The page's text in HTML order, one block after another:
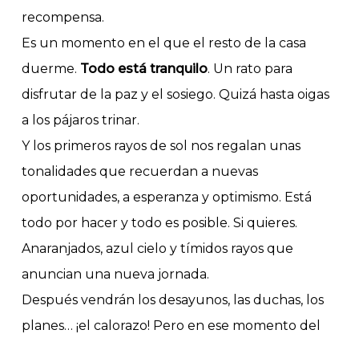
recompensa.
Es un momento en el que el resto de la casa
duerme. Todo está tranquilo. Un rato para
disfrutar de la paz y el sosiego. Quizá hasta oigas
a los pájaros trinar.
Y los primeros rayos de sol nos regalan unas
tonalidades que recuerdan a nuevas
oportunidades, a esperanza y optimismo. Está
todo por hacer y todo es posible. Si quieres.
Anaranjados, azul cielo y tímidos rayos que
anuncian una nueva jornada.
Después vendrán los desayunos, las duchas, los
planes… ¡el calorazo! Pero en ese momento del